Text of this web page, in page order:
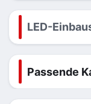
LED-
Passende